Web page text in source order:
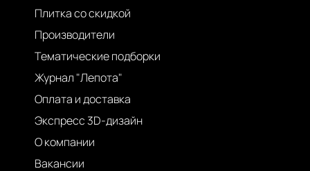
Плитка со скидкой
Производители
Тематические подборки
Журнал "Лепота"
Оплата и доставка
Экспресс 3D-дизайн
О компании
Вакансии